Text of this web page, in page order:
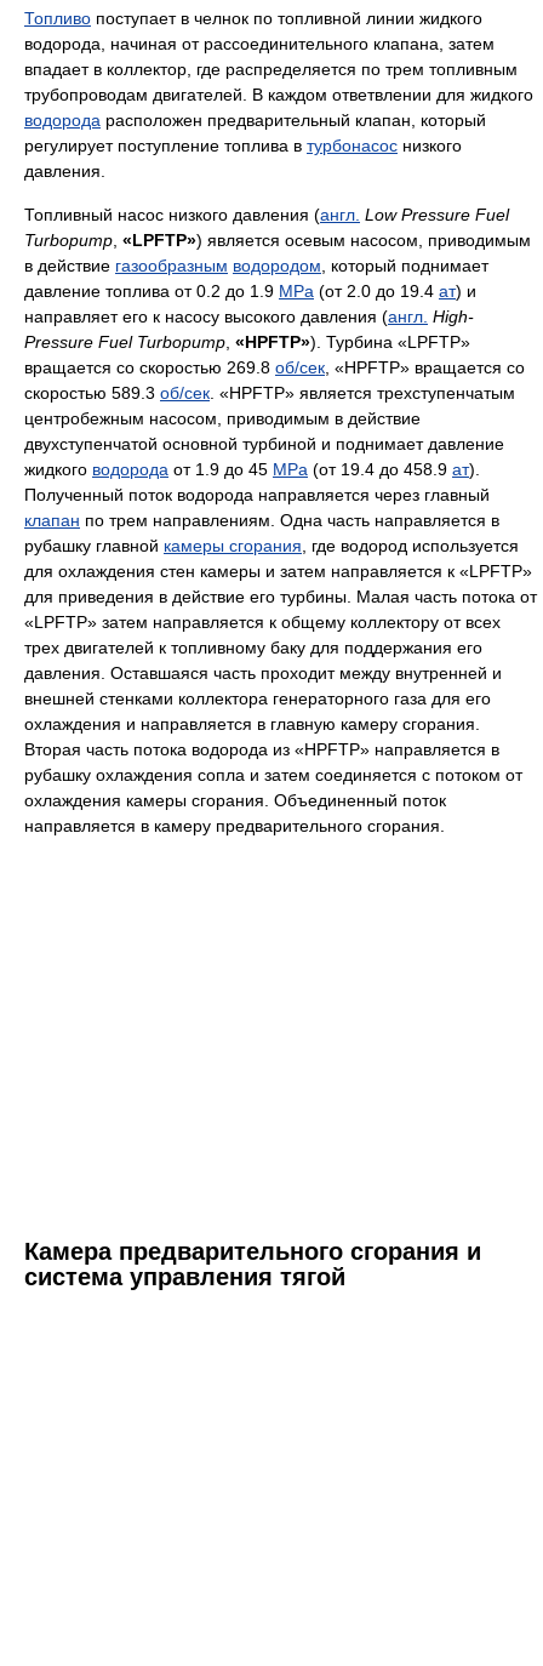
Топливо поступает в челнок по топливной линии жидкого
водорода, начиная от рассоединительного клапана, затем
впадает в коллектор, где распределяется по трем топливным
трубопроводам двигателей. В каждом ответвлении для жидкого
водорода расположен предварительный клапан, который
регулирует поступление топлива в турбонасос низкого
давления.
Топливный насос низкого давления (англ. Low Pressure Fuel
Turbopump «LPFTP») является осевым насосом, приводимым
в действие газообразным водородом , который поднимает
давление топлива от 0.2 до 1.9 MPa (от 2.0 до 19.4 ат) и
направляет его к насосу высокого давления (англ. High-
Pressure Fuel Turbopump «HPFTP»). Турбина «LPFTP»
вращается со скоростью 269.8 об/сек , «HPFTP» вращается со
скоростью 589.3 об/сек . «HPFTP» является трехступенчатым
центробежным насосом, приводимым в действие
двухступенчатой основной турбиной и поднимает давление
жидкого водорода от 1.9 до 45 MPa (от 19.4 до 458.9 ат).
Полученный поток водорода направляется через главный
клапан по трем направлениям. Одна часть направляется в
рубашку главной камеры сгорания , где водород используется
для охлаждения стен камеры и затем направляется к «LPFTP»
для приведения в действие его турбины. Малая часть потока от
«LPFTP» затем направляется к общему коллектору от всех
трех двигателей к топливному баку для поддержания его
давления. Оставшаяся часть проходит между внутренней и
внешней стенками коллектора генераторного газа для его
охлаждения и направляется в главную камеру сгорания.
Вторая часть потока водорода из «HPFTP» направляется в
рубашку охлаждения сопла и затем соединяется с потоком от
охлаждения камеры сгорания. Объединенный поток
направляется в камеру предварительного сгорания.
Камера предварительного сгорания и
система управления тягой